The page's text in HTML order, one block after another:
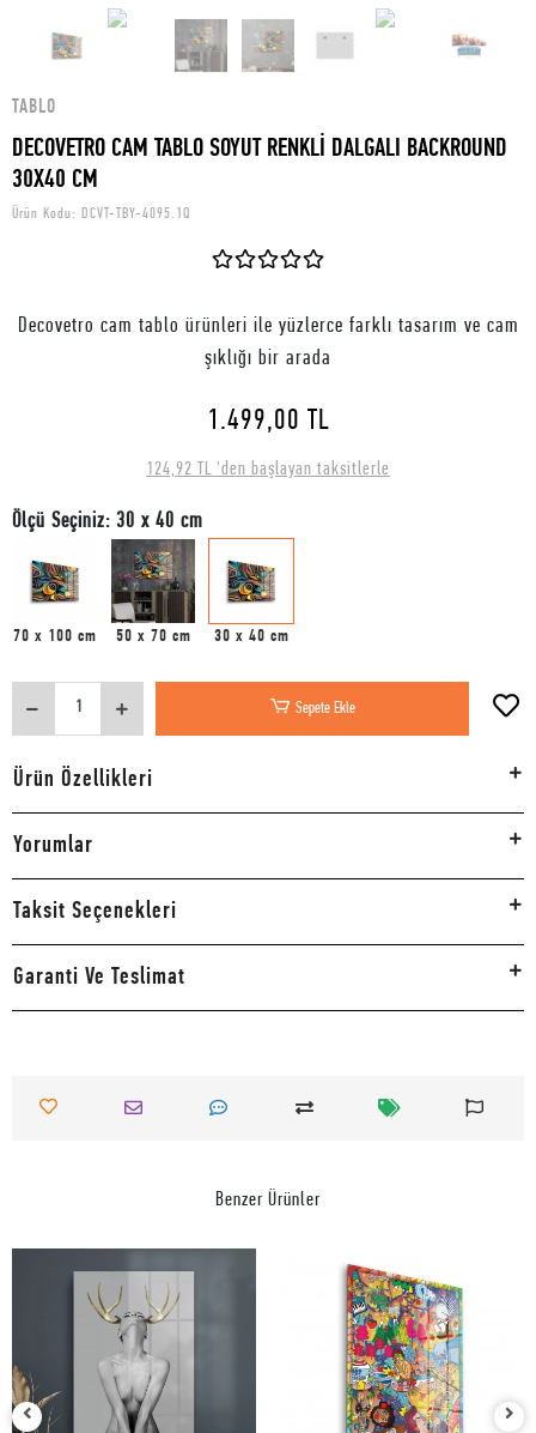
TABLO
DECOVETRO CAM TABLO SOYUT RENKLİ DALGALI BACKROUND
30X40 CM
Ürün Kodu: DCVT-TBY-4095.1Q
Decovetro cam tablo ürünleri ile yüzlerce farklı tasarım ve cam
şıklığı bir arada
1.499,00 TL
124,92 TL 'den başlayan taksitlerle
Ölçü Seçiniz: 30 x 40 cm
70 x 100 cm 50 x 70 cm 30 x 40 cm
Sepete Ekle
Ürün Özellikleri
Yorumlar
Taksit Seçenekleri
Garanti Ve Teslimat
Benzer Ürünler